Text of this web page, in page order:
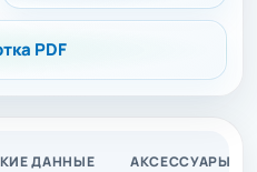
PDF
ДАННЫЕ АКСЕССУАРЫ